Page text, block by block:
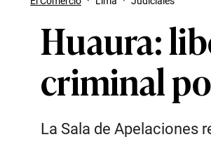
Huaura:
criminal
La Sala de Apelaciones